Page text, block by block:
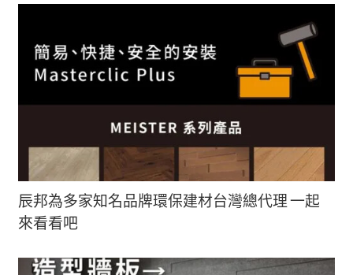
辰邦為多家知名品牌環保建材台灣總代理 一起
來看看吧